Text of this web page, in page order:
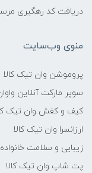
دریافت کد رهگیری
منوی وب‌سایت
پروموشن وان تیک کالا
سوپر مارکت آنلاین
کیف و کفش وان تیک
ارزانسرا وان تیک کالا
زیبایی و سلامت خانواده
پت شاپ وان تیک کالا